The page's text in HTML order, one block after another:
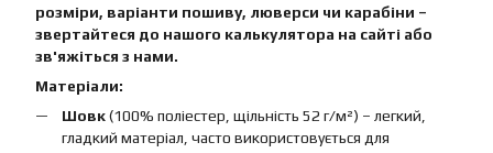
розміри, варіанти пошиву, люверси чи карабіни –
звертайтеся до нашого калькулятора на сайті або
зв'яжіться з нами.
Матеріали:
Шовк(100% поліестер, щільність 52 г/м²) – легкий,
гладкий матеріал, часто використовується для